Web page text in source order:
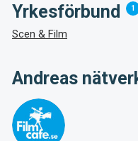
Yrkesförbund 1
Scen & Film
Andreas